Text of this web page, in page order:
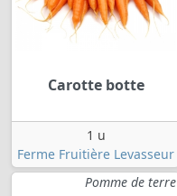
Carotte botte
1 u
Ferme Fruitière Levasseur
Pomme de terre